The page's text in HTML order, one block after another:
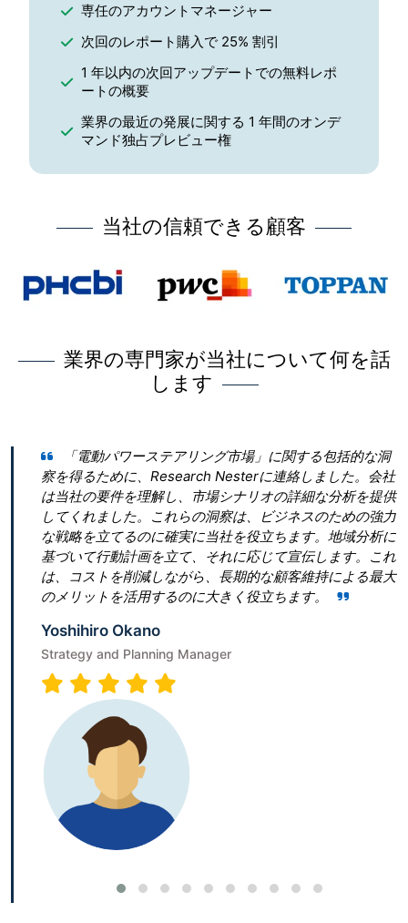
専任のアカウントマネージャー
次回のレポート購入で 25% 割引
1 年以内の次回アップデートでの無料レポ
ートの概要
業界の最近の発展に関する 1 年間のオンデ
マンド独占プレビュー権
当社の信頼できる顧客
業界の専門家が当社について何を話
します
「電動パワーステアリング市場」に関する包括的な洞
得るために、Research Nesterに連絡しました。会社
社の要件を理解し、市場シナリオの詳細な分析を提供
くれました。これらの洞察は、ビジネスのための強力
略を立てるのに確実に当社を役立ちます。地域分析に
いて行動計画を立て、それに応じて宣伝します。これ
コストを削減しながら、長期的な顧客維持による最大
リットを活用するのに大きく役立ちます。
Okano
and Planning Manager
とって
ん。 私
ぎたい
青写真
は、従
ビゲー